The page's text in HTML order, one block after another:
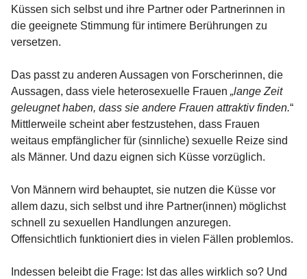
Küssen sich selbst und ihre Partner oder Partnerinnen in
die geeignete Stimmung für intimere Berührungen zu
versetzen.
Das passt zu anderen Aussagen von Forscherinnen, die
Aussagen, dass viele heterosexuelle Frauen „lange Zeit
geleugnet haben, dass sie andere Frauen attraktiv finden.“
Mittlerweile scheint aber festzustehen, dass Frauen
weitaus empfänglicher für (sinnliche) sexuelle Reize sind
als Männer. Und dazu eignen sich Küsse vorzüglich.
Von Männern wird behauptet, sie nutzen die Küsse vor
allem dazu, sich selbst und ihre Partner(innen) möglichst
schnell zu sexuellen Handlungen anzuregen.
Offensichtlich funktioniert dies in vielen Fällen problemlos.
Indessen beleibt die Frage: Ist das alles wirklich so? Und